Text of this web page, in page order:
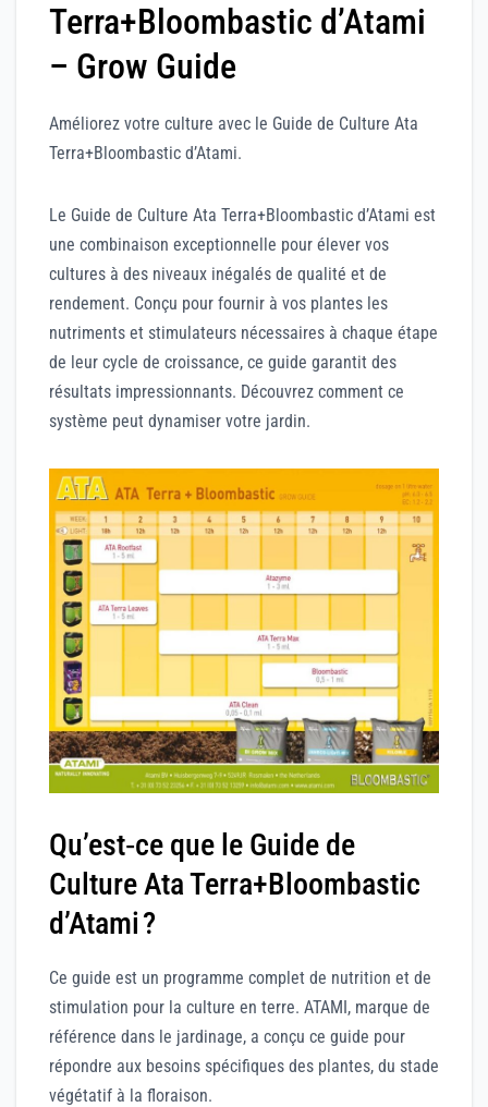
Terra+Bloombastic d’Atami
– Grow Guide
Améliorez votre culture avec le Guide de Culture Ata
Terra+Bloombastic d’Atami.
Le Guide de Culture Ata Terra+Bloombastic d’Atami est
une combinaison exceptionnelle pour élever vos
cultures à des niveaux inégalés de qualité et de
rendement. Conçu pour fournir à vos plantes les
nutriments et stimulateurs nécessaires à chaque étape
de leur cycle de croissance, ce guide garantit des
résultats impressionnants. Découvrez comment ce
système peut dynamiser votre jardin.
Qu’est‑ce que le Guide de
Culture Ata Terra+Bloombastic
d’Atami ?
Ce guide est un programme complet de nutrition et de
stimulation pour la culture en terre. ATAMI, marque de
référence dans le jardinage, a conçu ce guide pour
répondre aux besoins spécifiques des plantes, du stade
végétatif à la floraison.